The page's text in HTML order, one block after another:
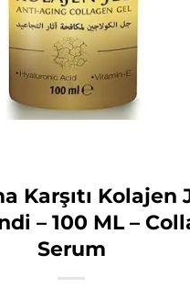
Karşıtı Kolajen
– 100 ML –
Serum